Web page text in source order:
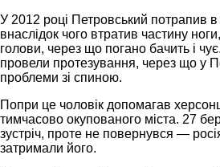
У 2012 році Петровський потрапив
внаслідок чого втратив частину
голови, через що погано бачить і
провели протезування, через що у
проблеми зі спиною.
Попри це чоловік допомагав
тимчасово окупованого міста. 27
зустріч, проте не повернувся —
затримали його.